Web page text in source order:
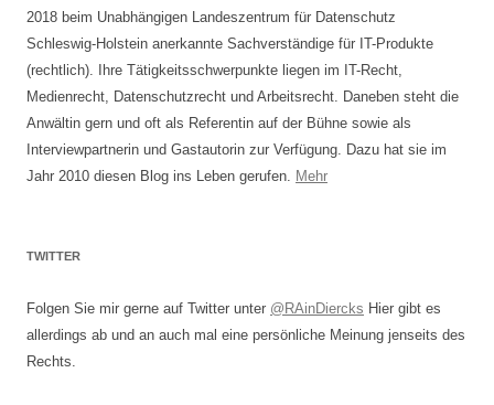
2018 beim Unabhängigen Landeszentrum für Datenschutz
Schleswig-Holstein anerkannte Sachverständige für IT-Produkte
(rechtlich). Ihre Tätigkeitsschwerpunkte liegen im IT-Recht,
Medienrecht, Datenschutzrecht und Arbeitsrecht. Daneben steht die
Anwältin gern und oft als Referentin auf der Bühne sowie als
Interviewpartnerin und Gastautorin zur Verfügung. Dazu hat sie im
Jahr 2010 diesen Blog ins Leben gerufen. Mehr
TWITTER
Folgen Sie mir gerne auf Twitter unter @RAinDiercks Hier gibt es
allerdings ab und an auch mal eine persönliche Meinung jenseits des
Rechts.